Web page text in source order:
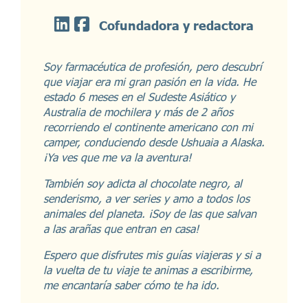
Cofundadora y redactora
Soy farmacéutica de profesión, pero descubrí
que viajar era mi gran pasión en la vida. He
estado 6 meses en el Sudeste Asiático y
Australia de mochilera y más de 2 años
recorriendo el continente americano con mi
camper, conduciendo desde Ushuaia a Alaska.
¡Ya ves que me va la aventura!
También soy adicta al chocolate negro, al
senderismo, a ver series y amo a todos los
animales del planeta. ¡Soy de las que salvan
a las arañas que entran en casa!
Espero que disfrutes mis guías viajeras y si a
la vuelta de tu viaje te animas a escribirme,
me encantaría saber cómo te ha ido.